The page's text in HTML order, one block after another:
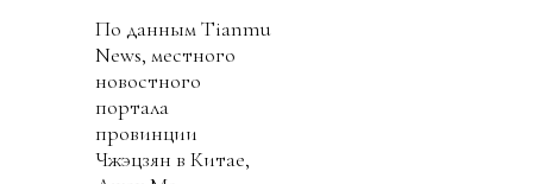
По данным Tianmu
News, местного
новостного
портала
провинции
Чжэцзян в Китае,